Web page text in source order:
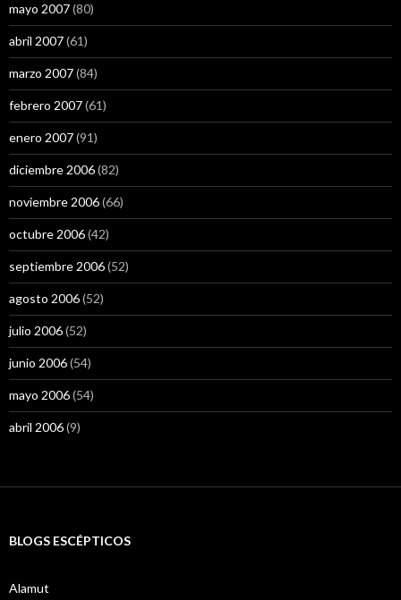
mayo 2007(80)
abril 2007(61)
marzo 2007(84)
febrero 2007(61)
enero 2007(91)
diciembre 2006(82)
noviembre 2006(66)
octubre 2006(42)
septiembre 2006(52)
agosto 2006(52)
julio 2006(52)
junio 2006(54)
mayo 2006(54)
abril 2006(9)
BLOGS ESCÉPTICOS
Alamut